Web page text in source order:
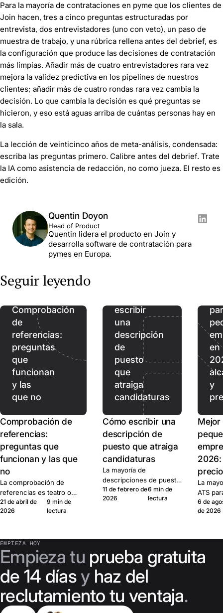
Para la mayoría de contrataciones en pyme que los clientes de
Join hacen, tres a cinco preguntas estructuradas por
entrevista, dos entrevistadores (uno con veto), un paso de
muestra de trabajo, y una rúbrica rellena antes del debrief, es
la configuración que produce las decisiones de contratación
más limpias. Añadir más de cuatro entrevistadores rara vez
mejora la validez predictiva en los pipelines de nuestros
clientes; añadir más de cuatro rondas rara vez cambia la
decisión. Lo que cambia la decisión es qué preguntas se
hicieron, y eso está aguas arriba de cuántas personas hay en
la sala.
La lección de veinticinco años de meta-análisis, condensada:
escriba las preguntas primero. Calibre antes del debrief. Trate
la IA como asistencia de redacción, no como jueza. El resto es
edición.
Quentin Doyon
Head of Product
Quentin lidera el producto en Join y
desarrolla software de contratación para
pymes en Europa.
Seguir leyendo
Comprobación
de
referencias:
preguntas
que
funcionan
y las
que no
Comprobación de
referencias:
preguntas que
funcionan y las que
no
La comprobación de
referencias es teatro o
señal. Aquí está el set de
preguntas que produce
21 de abril de
2026
9 min de
lectura
escribir
una
descripción
de
puesto
que
atraiga
candidaturas
Cómo escribir una
descripción de
puesto que atraiga
candidaturas
La mayoría de
descripciones de puesto
se leen como notas
internas de RR. HH. Seis
11 de febrero de
2026
6 min de
lectura
en
y
Mejor
precio
La
ATS
6 de
de 2026
EMPIEZA HOY
Empieza tu prueba gratuita
de 14 díasy haz del
reclutamiento tu ventaja.